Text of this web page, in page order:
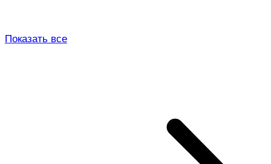
Показать все